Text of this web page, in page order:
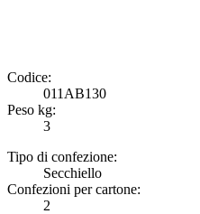
Codice:
011AB130
Peso kg:
3
Tipo di confezione:
Secchiello
Confezioni per cartone:
2